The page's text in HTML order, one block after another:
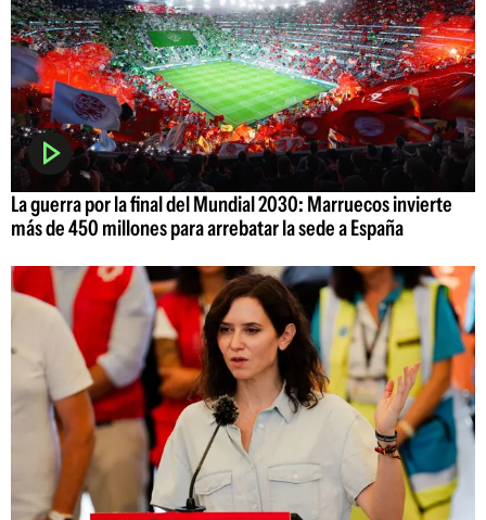
La guerra por la final del Mundial 2030: Marruecos invierte
más de 450 millones para arrebatar la sede a España